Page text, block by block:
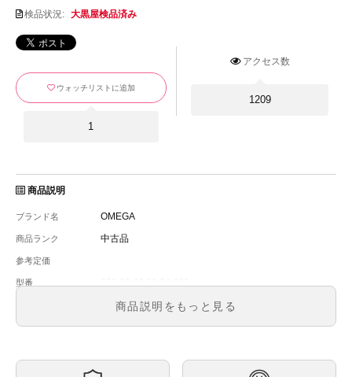
検品状況: 大黒屋検品済み
アクセス数
1209
ウォッチリストに追加
1
商品説明
ブランド名 OMEGA
商品ランク 中古品
参考定価
型番
メンズ
文字盤 シルバー×ブラック（パンダ文字盤）
約42mm
商品説明をもっと見る